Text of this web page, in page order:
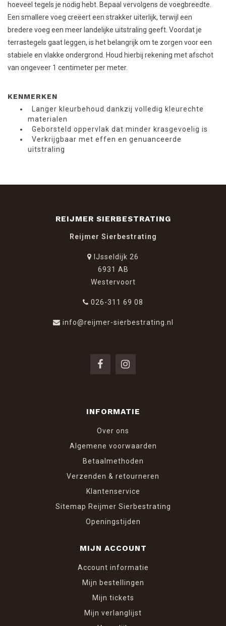
hoeveel tegels je nodig hebt. Bepaal vervolgens de voegbreedte.
Een smallere voeg creëert een strakker uiterlijk, terwijl een
bredere voeg een meer landelijke uitstraling geeft. Voordat je
terrastegels gaat leggen, is het belangrijk om te zorgen voor een
stabiele en vlakke ondergrond. Houd hierbij rekening met afschot
van ongeveer 1 centimeter per meter.
KENMERKEN
Langer kleurbehoud dankzij volledig kleurechte
materialen
Geborsteld oppervlak dat minder krasgevoelig is
Verkrijgbaar met effen en genuanceerde
uitstraling
REIJMER SIERBESTRATING
Reijmer Sierbestrating
IJsseldijk 26
6931 AB
Westervoort
026-311 69 08
info@reijmer-sierbestrating.nl
INFORMATIE
Over ons
Algemene voorwaarden
Betaalmethoden
Verzenden & retourneren
Klantenservice
Sitemap Reijmer Sierbestrating
Openingstijden
MIJN ACCOUNT
Account informatie
Mijn bestellingen
Mijn tickets
Mijn verlanglijst